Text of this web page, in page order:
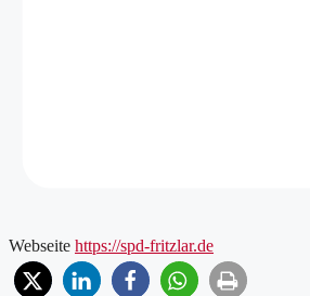
Webseite https://spd-fritzlar.de